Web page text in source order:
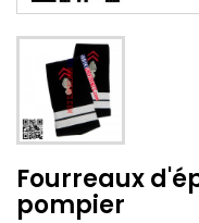
Fourreaux
pompier